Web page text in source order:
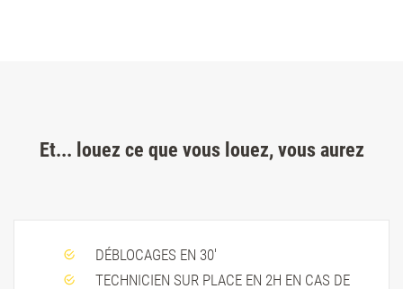
Et... louez ce que vous louez, vous aurez
DÉBLOCAGES EN 30'
TECHNICIEN SUR PLACE EN 2H EN CAS DE